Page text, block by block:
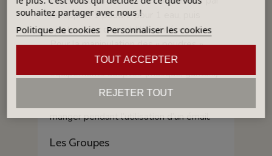
le rapport 1 poudre pour 1 eau, puis
ajuster avec des additifs si nécessaire.
Pour la manipulation des « poudres »
veillez à toujours vous protéger avec les
équipements adaptés (masque, gants…)
et à bien vous laver les mains avant et
manger pendant l’utilisation d’un émail.
Les Groupes
souhaitez partager avec nous !
Politique de cookies Personnaliser les cookies
REJETER TOUT
TOUT ACCEPTER